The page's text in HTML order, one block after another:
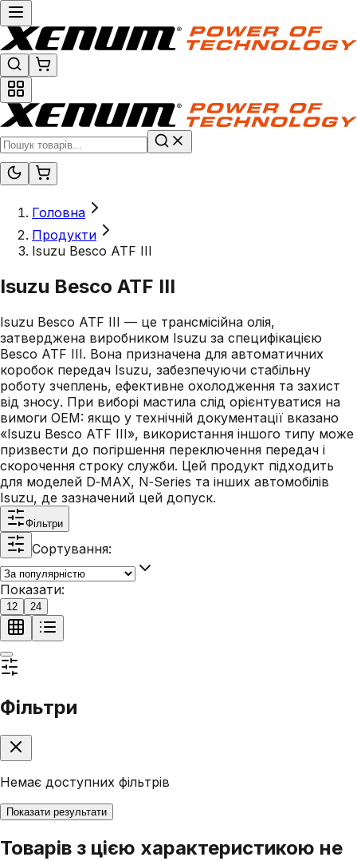
Головна
Продукти
Isuzu Besco ATF III
Isuzu Besco ATF III
Isuzu Besco ATF III — це трансмісійна олія,
затверджена виробником Isuzu за специфікацією
Besco ATF III. Вона призначена для автоматичних
коробок передач Isuzu, забезпечуючи стабільну
роботу зчеплень, ефективне охолодження та захист
від зносу. При виборі мастила слід орієнтуватися на
вимоги OEM: якщо у технічній документації вказано
«Isuzu Besco ATF III», використання іншого типу може
призвести до погіршення переключення передач і
скорочення строку служби. Цей продукт підходить
для моделей D‑MAX, N‑Series та інших автомобілів
Isuzu, де зазначений цей допуск.
Фільтри
Сортування:
Показати:
12 24
Фільтри
Немає доступних фільтрів
Показати результати
Товарів з цією характеристикою не